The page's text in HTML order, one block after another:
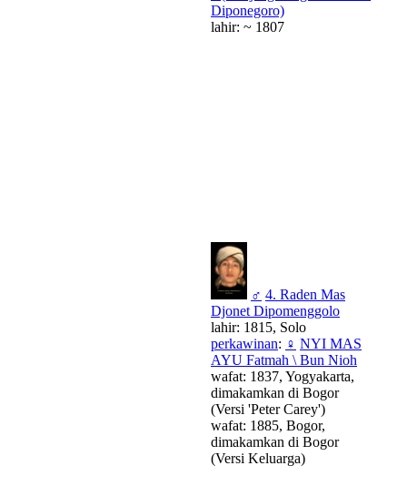
Diponegoro)
lahir: ~ 1807
♂ 4. Raden Mas
Djonet Dipomenggolo
lahir: 1815, Solo
perkawinan: ♀ NYI MAS
AYU Fatmah \ Bun Nioh
wafat: 1837, Yogyakarta,
dimakamkan di Bogor
(Versi 'Peter Carey')
wafat: 1885, Bogor,
dimakamkan di Bogor
(Versi Keluarga)